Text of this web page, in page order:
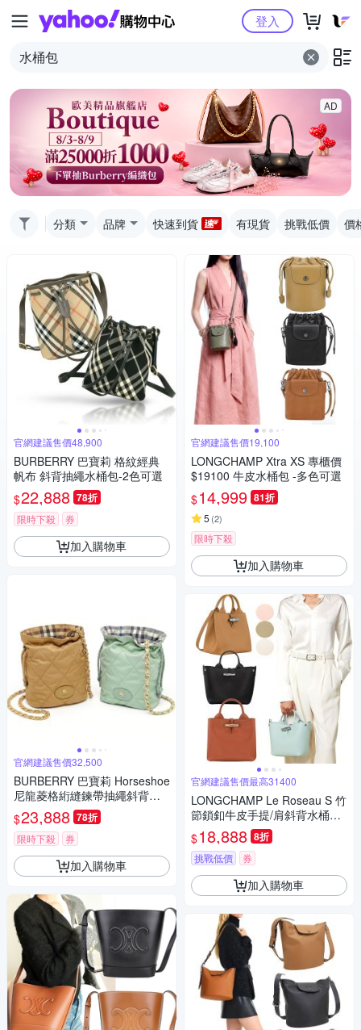
Yahoo購物中心登入
AD
分類 品牌 快速到貨 有現貨 挑戰低價 價
官網建議售價48,900
BURBERRY 巴寶莉 格紋經典
帆布 斜背抽繩水桶包-2色可選
$22,888 78折
限時下殺 券
加入購物車
官網建議售價32,500
BURBERRY 巴寶莉 Horseshoe
尼龍菱格絎縫鍊帶抽繩斜背包
水桶包-多色可選
$23,888 78折
限時下殺 券
加入購物車
官網建議售價19,100
LONGCHAMP Xtra XS 專櫃價
$19100 牛皮水桶包 -多色可選
$14,999 81折
5 (2)
限時下殺
加入購物車
官網建議售價最高31400
LONGCHAMP Le Roseau S 竹
節鎖釦牛皮手提/肩斜背水桶包-
多款可選
$18,888 8折
挑戰低價 券
加入購物車